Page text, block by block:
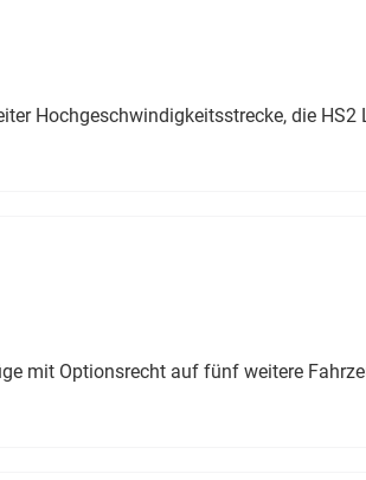
Hochgeschwindigkeitsstrecke, die HS2
mit Optionsrecht auf fünf weitere